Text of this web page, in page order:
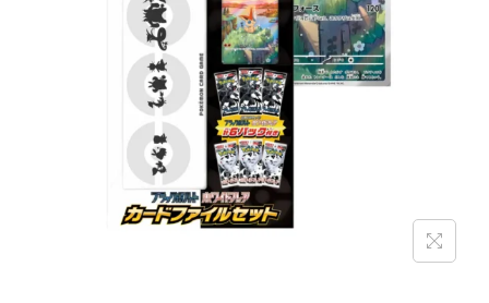
g
a
c
j
i
c
i